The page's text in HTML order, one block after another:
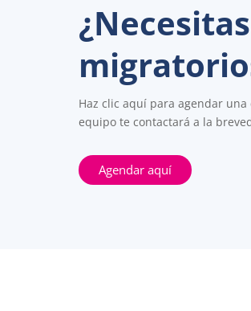
Haz clic aquí para agendar
equipo te contactará a la
Agendar aquí